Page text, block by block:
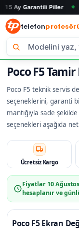
Piller ◆ Ücretsiz
telefon
Poco F5
Poco F5 teknik servis
seçeneklerini, garanti
mantığıyla sade
seçenekleri aşağıda
Ücretsiz Kargo
Fiyatlar 10
hesaplanır ve
Poco F5 Ekran